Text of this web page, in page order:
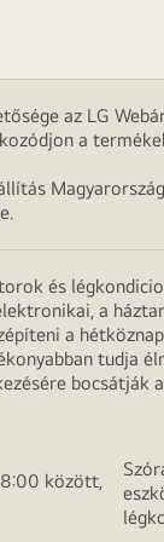
az LG
a
és
a
a
tudja
bocsátják
között,